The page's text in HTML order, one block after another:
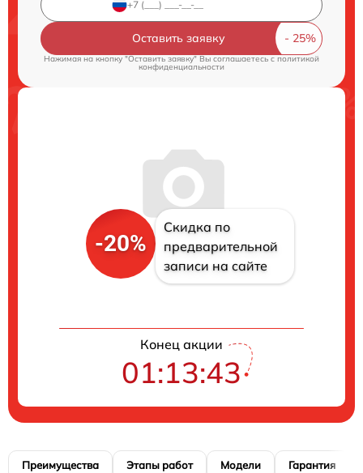
Оставить заявку
Нажимая на кнопку "Оставить заявку" Вы соглашаетесь cполитикой
конфиденциальности
-20%
Скидка по
предварительной
записи на сайте
Конец акции
01:13:42
Преимущества Этапы работ Модели Гарантия